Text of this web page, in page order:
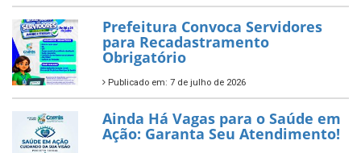
Prefeitura Convoca Servidores
para Recadastramento
Obrigatório
Publicado em: 7 de julho de 2026
Ainda Há Vagas para o Saúde em
Ação: Garanta Seu Atendimento!